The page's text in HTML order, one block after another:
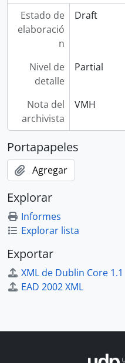
Estado de
elaboració
n
Draft
Nivel de
detalle
Partial
Nota del
archivista
VMH
Portapapeles
Agregar
Explorar
Informes
Explorar lista
Exportar
XML de Dublin Core 1.1
EAD 2002 XML